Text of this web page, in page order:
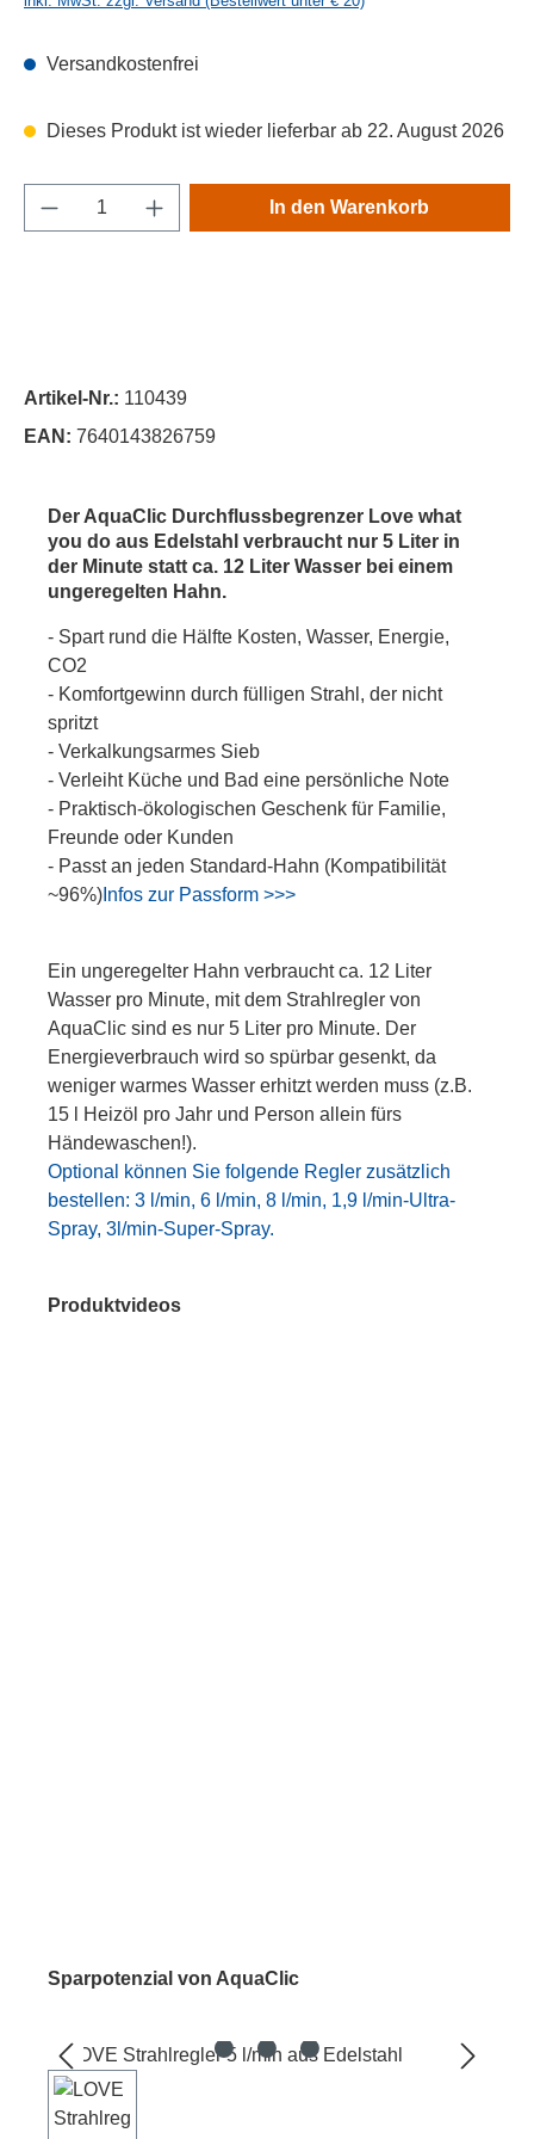
Versandkostenfrei
Dieses Produkt ist wieder lieferbar ab 22. August 2026
Produkt Anzahl: Gib den gewünschten
In den Warenkorb
Artikel-Nr.: 110439
EAN: 7640143826759
Der AquaClic Durchflussbegrenzer Love what
you do aus Edelstahl verbraucht nur 5 Liter in
der Minute statt ca. 12 Liter Wasser bei einem
ungeregelten Hahn.
- Spart rund die Hälfte Kosten, Wasser, Energie,
CO2
- Komfortgewinn durch fülligen Strahl, der nicht
spritzt
- Verkalkungsarmes Sieb
- Verleiht Küche und Bad eine persönliche Note
- Praktisch-ökologischen Geschenk für Familie,
Freunde oder Kunden
- Passt an jeden Standard-Hahn (Kompatibilität
~96%) Infos zur Passform >>>
Ein ungeregelter Hahn verbraucht ca. 12 Liter
Wasser pro Minute, mit dem Strahlregler von
AquaClic sind es nur 5 Liter pro Minute. Der
Energieverbrauch wird so spürbar gesenkt, da
weniger warmes Wasser erhitzt werden muss (z.B.
15 l Heizöl pro Jahr und Person allein fürs
Händewaschen!).
Optional können Sie folgende Regler zusätzlich
bestellen: 3 l/min, 6 l/min, 8 l/min, 1,9 l/min-Ultra-
Spray, 3l/min-Super-Spray.
Produktvideos
Sparpotenzial von AquaClic